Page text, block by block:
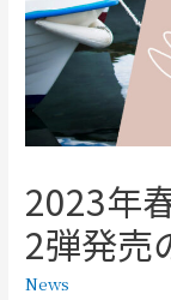
2023年
2弾発売
News